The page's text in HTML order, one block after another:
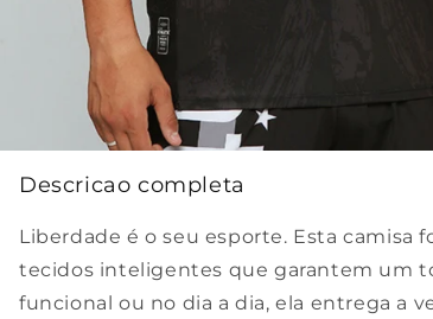
Descricao completa
Liberdade é o seu esporte. Esta camisa
tecidos inteligentes que garantem um
funcional ou no dia a dia, ela entrega a